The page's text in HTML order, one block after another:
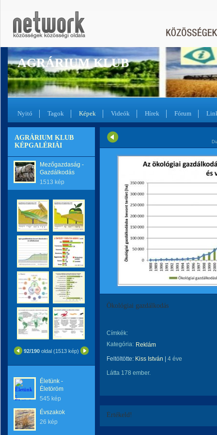
AGRÁRIUM KLUB
Nyitó Tagok Képek Videók Hírek Fórum
AGRÁRIUM KLUB
KÉPGALÉRIÁI
Mezőgazdaság -
Gazdálkodás
1513 kép
92/190 oldal (1513 kép)
Életünk -
Életöröm
545 kép
Évszakok
26 kép
Ökológiai gazdálkodás
Címkék:
Kategória: Reklám
Feltöltötte: Kiss István 4 éve
Látta 178 ember.
Értékeld!